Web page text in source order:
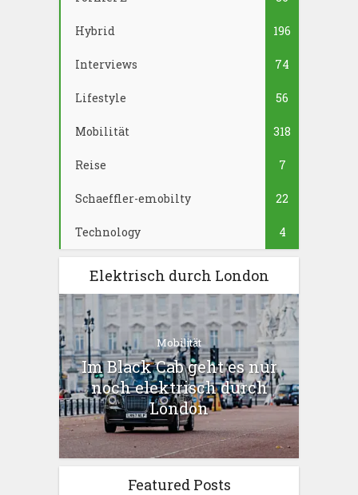
Hybrid 196
Interviews 74
Lifestyle 56
Mobilität 318
Reise 7
Schaeffler-emobilty 22
Technology 4
Elektrisch durch London
Mobilität
Im Black Cab geht es nur
noch elektrisch durch
London
Featured Posts